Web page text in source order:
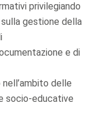
privilegiando
gestione della
e di
delle
socio-educative